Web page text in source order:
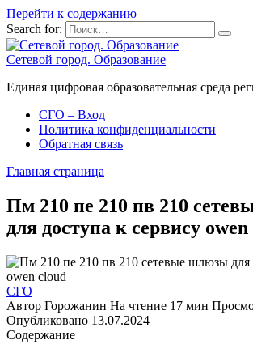
Перейти к содержанию
Search for:
Сетевой город. Образование
Единая цифровая образовательная среда
СГО – Вход
Политика конфиденциальности
Обратная связь
Главная страница
Пм 210 пе 210 пв 210
для доступа к сервису
СГО
Автор Горожанин На чтение 17 мин
Опубликовано 13.07.2024
Содержание